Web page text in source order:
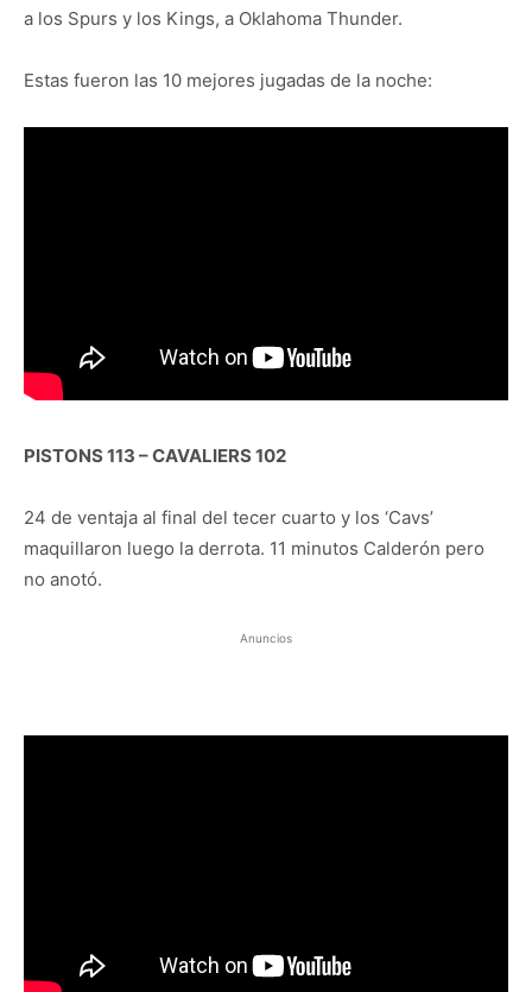
a los Spurs y los Kings, a Oklahoma Thunder.
Estas fueron las 10 mejores jugadas de la noche:
PISTONS 113 – CAVALIERS 102
24 de ventaja al final del tecer cuarto y los ‘Cavs’
maquillaron luego la derrota. 11 minutos Calderón pero
no anotó.
Anuncios